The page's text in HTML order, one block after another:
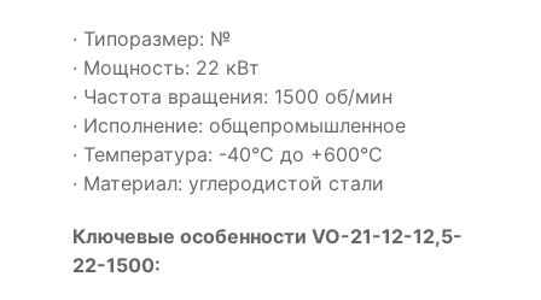
· Типоразмер: №
· Мощность: 22 кВт
· Частота вращения: 1500 об/мин
· Исполнение: общепромышленное
· Температура: -40°С до +600°С
· Материал: углеродистой стали
Ключевые особенности VO-21-12-12,5-
22-1500: